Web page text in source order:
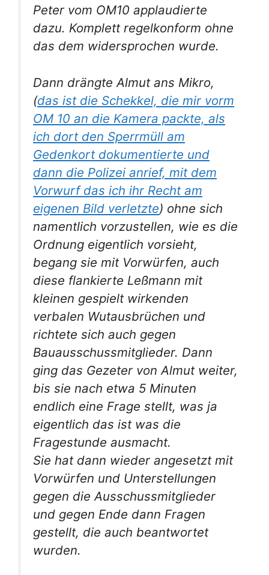
Peter vom OM10 applaudierte
dazu. Komplett regelkonform ohne
das dem widersprochen wurde.
Dann drängte Almut ans Mikro,
(das ist die Schekkel, die mir vorm
OM 10 an die Kamera packte, als
ich dort den Sperrmüll am
Gedenkort dokumentierte und
dann die Polizei anrief, mit dem
Vorwurf das ich ihr Recht am
eigenen Bild verletzte) ohne sich
namentlich vorzustellen, wie es die
Ordnung eigentlich vorsieht,
begang sie mit Vorwürfen, auch
diese flankierte Leßmann mit
kleinen gespielt wirkenden
verbalen Wutausbrüchen und
richtete sich auch gegen
Bauausschussmitglieder. Dann
ging das Gezeter von Almut weiter,
bis sie nach etwa 5 Minuten
endlich eine Frage stellt, was ja
eigentlich das ist was die
Fragestunde ausmacht.
Sie hat dann wieder angesetzt mit
Vorwürfen und Unterstellungen
gegen die Ausschussmitglieder
und gegen Ende dann Fragen
gestellt, die auch beantwortet
wurden.